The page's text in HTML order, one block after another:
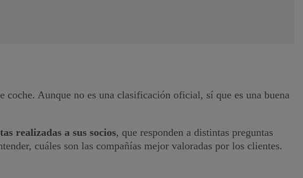
Aunque no es una clasificación oficial, sí que es una buena
realizadas a sus socios, que responden a distintas preguntas
cuáles son las compañías mejor valoradas por los clientes.